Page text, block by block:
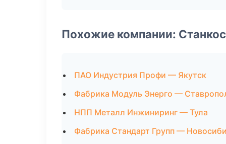
Похожие компании:
ПАО Индустрия Профи — Якутск
Фабрика Модуль Энерго —
НПП Металл Инжиниринг — Тула
Фабрика Стандарт Групп —